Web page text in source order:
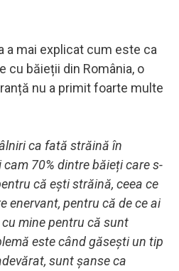
a mai explicat cum este ca
cu băieții din România, o
nu a primit foarte multe
ca fată străină în
70% dintre băieți care s-
că ești străină, ceea ce
enervant, pentru că de ce ai
mine pentru că sunt
este când găsești un tip
sunt șanse ca